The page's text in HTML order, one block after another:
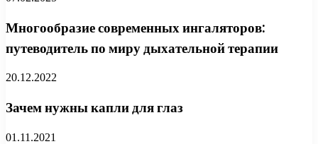
Многообразие современных ингаляторов:
путеводитель по миру дыхательной терапии
20.12.2022
Зачем нужны капли для глаз
01.11.2021